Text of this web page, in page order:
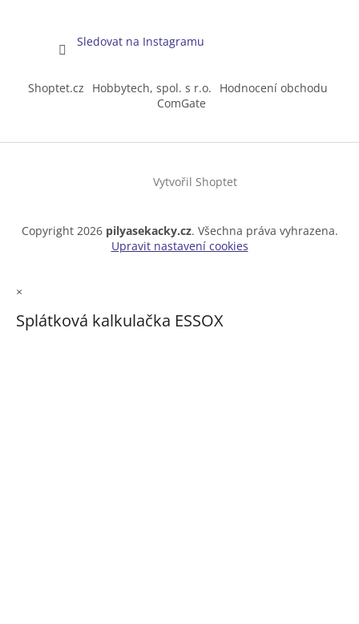
Sledovat na Instagramu
Shoptet.cz Hobbytech, spol. s r.o.
Hodnocení obchodu
ComGate
Vytvořil Shoptet
Copyright 2026 pilyasekacky.cz. Všechna práva vyhrazena.
Upravit nastavení cookies
×
Splátková kalkulačka ESSOX